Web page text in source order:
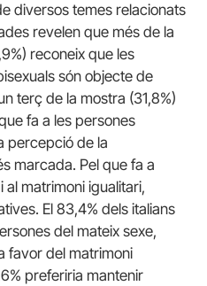
diversos temes relacionats
revelen que més de la
reconeix que les
són objecte de
terç de la mostra (31,8%)
fa a les persones
percepció de la
marcada. Pel que fa a
i al matrimoni igualitari,
El 83,4% dels italians
del mateix sexe,
favor del matrimoni
preferiria mantenir